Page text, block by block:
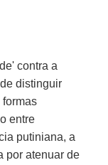
contra a
distinguir
formas
entre
putiniana, a
por atenuar de